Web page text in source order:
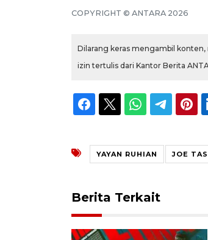
COPYRIGHT © ANTARA 2026
Dilarang keras mengambil
izin tertulis dari Kantor Berita
YAYAN RUHIAN JOE
Berita Terkait